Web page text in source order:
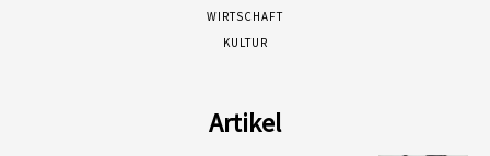
WIRTSCHAFT
KULTUR
Artikel